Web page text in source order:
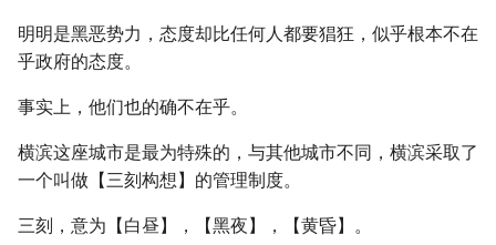
明明是黑恶势力，态度却比任何人都要猖狂，似乎根本不在
乎政府的态度。
事实上，他们也的确不在乎。
横滨这座城市是最为特殊的，与其他城市不同，横滨采取了
一个叫做【三刻构想】的管理制度。
三刻，意为【白昼】，【黑夜】，【黄昏】。